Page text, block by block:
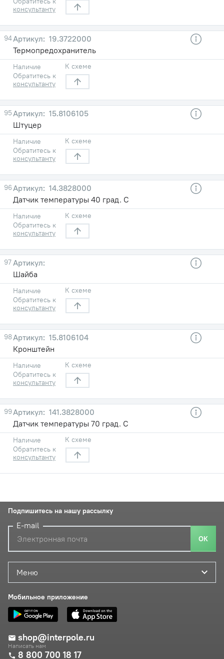
консультанту
94
19.3722000
Термопредохранитель
Наличие
Обратитесь к
консультанту
К схеме
95
15.8106105
Штуцер
Наличие
Обратитесь к
консультанту
К схеме
96
14.3828000
Датчик температуры 40 град. С
Наличие
Обратитесь к
консультанту
К схеме
97
Шайба
Наличие
Обратитесь к
консультанту
К схеме
98
15.8106104
Кронштейн
Наличие
Обратитесь к
консультанту
К схеме
99
141.3828000
Датчик температуры 70 град. С
Наличие
Обратитесь к
консультанту
К схеме
Меню
Мобильное приложение
shop@interpole.ru
Написать нам
8 800 700 18 17
Подпишитесь на нашу рассылку
E-mail
ОК